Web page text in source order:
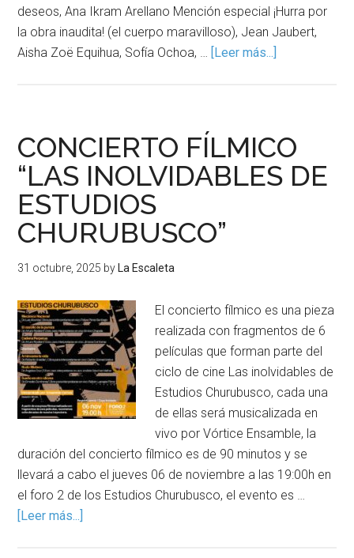
deseos, Ana Ikram Arellano Mención especial ¡Hurra por
la obra inaudita! (el cuerpo maravilloso), Jean Jaubert,
Aisha Zoë Equihua, Sofía Ochoa, … [Leer más...]
CONCIERTO FÍLMICO
“LAS INOLVIDABLES DE
ESTUDIOS
CHURUBUSCO”
31 octubre, 2025 by La Escaleta
El concierto fílmico es una pieza
realizada con fragmentos de 6
películas que forman parte del
ciclo de cine Las inolvidables de
Estudios Churubusco, cada una
de ellas será musicalizada en
vivo por Vórtice Ensamble, la
duración del concierto fílmico es de 90 minutos y se
llevará a cabo el jueves 06 de noviembre a las 19:00h en
el foro 2 de los Estudios Churubusco, el evento es …
[Leer más...]